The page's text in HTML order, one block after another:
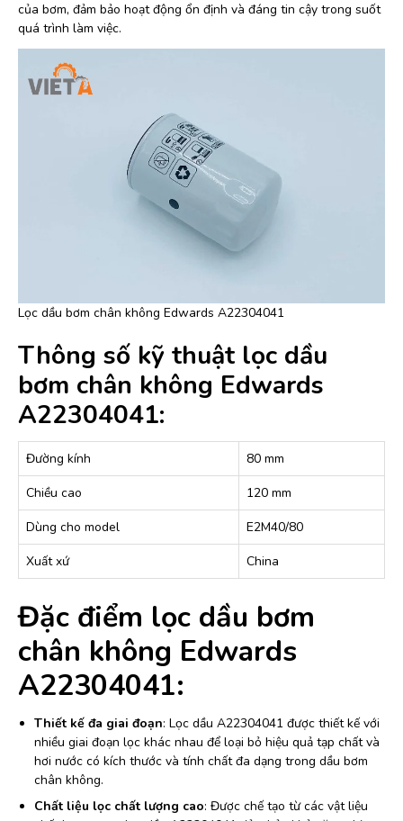
của bơm, đảm bảo hoạt động ổn định và đáng tin cậy trong suốt
quá trình làm việc.
Lọc dầu bơm chân không Edwards A22304041
Thông số kỹ thuật lọc dầu
bơm chân không Edwards
A22304041:
Đường kính
80 mm
Chiều cao
120 mm
Dùng cho model
E2M40/80
Xuất xứ
China
Đặc điểm lọc dầu bơm
chân không Edwards
A22304041:
Thiết kế đa giai đoạn: Lọc dầu A22304041 được thiết kế với
nhiều giai đoạn lọc khác nhau để loại bỏ hiệu quả tạp chất và
hơi nước có kích thước và tính chất đa dạng trong dầu bơm
chân không.
Chất liệu lọc chất lượng cao: Được chế tạo từ các vật liệu